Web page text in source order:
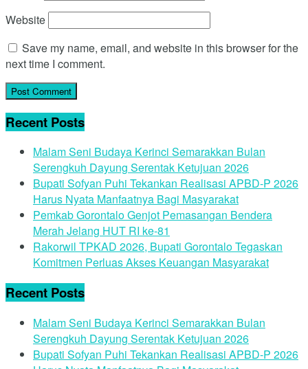
Website
Save my name, email, and website in this browser for the
next time I comment.
Recent Posts
Malam Seni Budaya Kerinci Semarakkan Bulan
Serengkuh Dayung Serentak Ketujuan 2026
Bupati Sofyan Puhi Tekankan Realisasi APBD-P 2026
Harus Nyata Manfaatnya Bagi Masyarakat
Pemkab Gorontalo Genjot Pemasangan Bendera
Merah Jelang HUT RI ke-81
Rakorwil TPKAD 2026, Bupati Gorontalo Tegaskan
Komitmen Perluas Akses Keuangan Masyarakat
Recent Posts
Malam Seni Budaya Kerinci Semarakkan Bulan
Serengkuh Dayung Serentak Ketujuan 2026
Bupati Sofyan Puhi Tekankan Realisasi APBD-P 2026